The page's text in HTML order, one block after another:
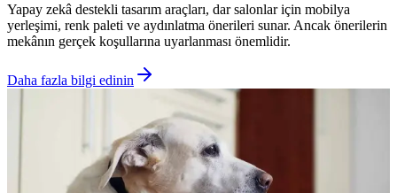
Yapay zekâ destekli tasarım araçları, dar salonlar için mobilya
yerleşimi, renk paleti ve aydınlatma önerileri sunar. Ancak önerilerin
mekânın gerçek koşullarına uyarlanması önemlidir.
Daha fazla bilgi edinin